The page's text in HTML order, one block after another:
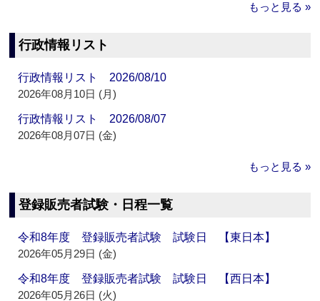
もっと見る »
行政情報リスト
行政情報リスト 2026/08/10
2026年08月10日 (月)
行政情報リスト 2026/08/07
2026年08月07日 (金)
もっと見る »
登録販売者試験・日程一覧
令和8年度 登録販売者試験 試験日 【東日本】
2026年05月29日 (金)
令和8年度 登録販売者試験 試験日 【西日本】
2026年05月26日 (火)